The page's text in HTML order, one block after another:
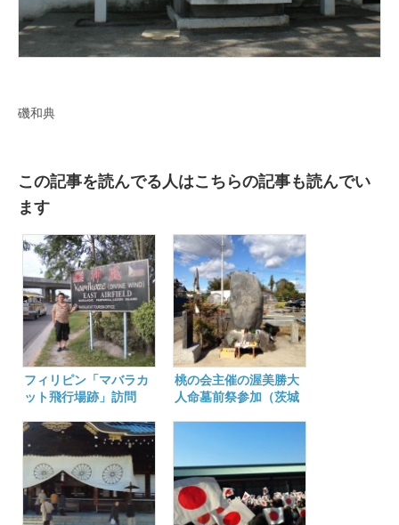
磯和典
この記事を読んでる人はこちらの記事も読んでい
ます
フィリピン「マバラカ
ット飛行場跡」訪問
桃の会主催の渥美勝大
人命墓前祭参加（茨城